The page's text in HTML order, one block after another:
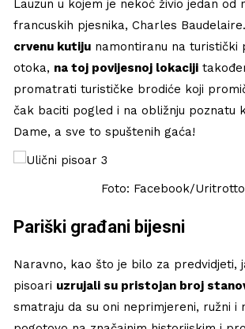
Lauzun u kojem je nekoć živio jedan od
francuskih pjesnika, Charles Baudelaire.
crvenu kutiju namontiranu na turistički
otoka, na toj povijesnoj lokaciji
promatrati turističke brodiće koji
čak baciti pogled i na obližnju poznatu
Dame, a sve to spuštenih gaća!
Foto: Facebook/
Pariški građani bijesni
Naravno, kao što je bilo za predvidjeti,
pisoari uzrujali su pristojan broj
smatraju da su oni neprimjereni, ružni i